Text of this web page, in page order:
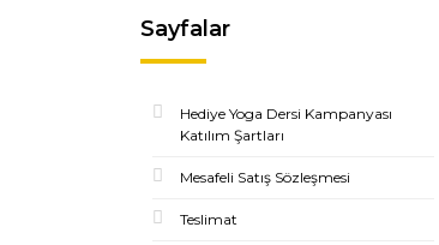
Sayfalar
Hediye Yoga Dersi Kampanyası
Katılım Şartları
Mesafeli Satış Sözleşmesi
Teslimat